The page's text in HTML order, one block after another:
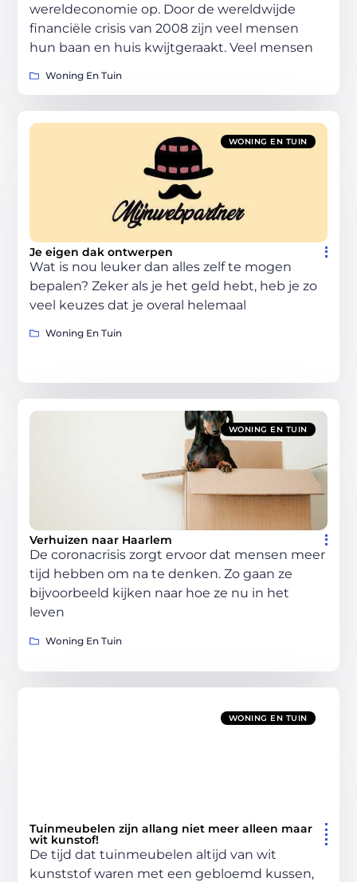
wereldeconomie op. Door de wereldwijde
financiële crisis van 2008 zijn veel mensen
hun baan en huis kwijtgeraakt. Veel mensen
Woning En Tuin
WONING EN TUIN
Je eigen dak ontwerpen
Wat is nou leuker dan alles zelf te mogen
bepalen? Zeker als je het geld hebt, heb je zo
veel keuzes dat je overal helemaal
Woning En Tuin
WONING EN TUIN
Verhuizen naar Haarlem
De coronacrisis zorgt ervoor dat mensen meer
tijd hebben om na te denken. Zo gaan ze
bijvoorbeeld kijken naar hoe ze nu in het
leven
Woning En Tuin
WONING EN TUIN
Tuinmeubelen zijn allang niet meer alleen maar
wit kunstof!
De tijd dat tuinmeubelen altijd van wit
kunststof waren met een gebloemd kussen,